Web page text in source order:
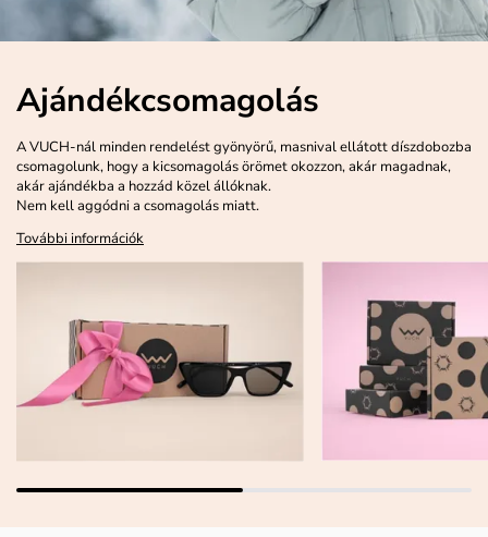
Ajándékcsomagolás
A VUCH-nál minden rendelést gyönyörű, masnival ellátott díszdobozba
csomagolunk, hogy a kicsomagolás örömet okozzon, akár magadnak,
akár ajándékba a hozzád közel állóknak.
Nem kell aggódni a csomagolás miatt.
További információk